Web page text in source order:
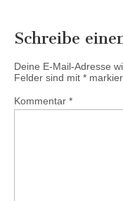
Schreibe
Deine E-Mail-Adresse
Felder sind mit *
Kommentar *